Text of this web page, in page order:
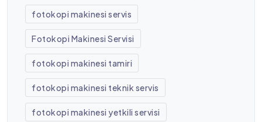
fotokopi makinesi servis
Fotokopi Makinesi Servisi
fotokopi makinesi tamiri
fotokopi makinesi teknik servis
fotokopi makinesi yetkili servisi